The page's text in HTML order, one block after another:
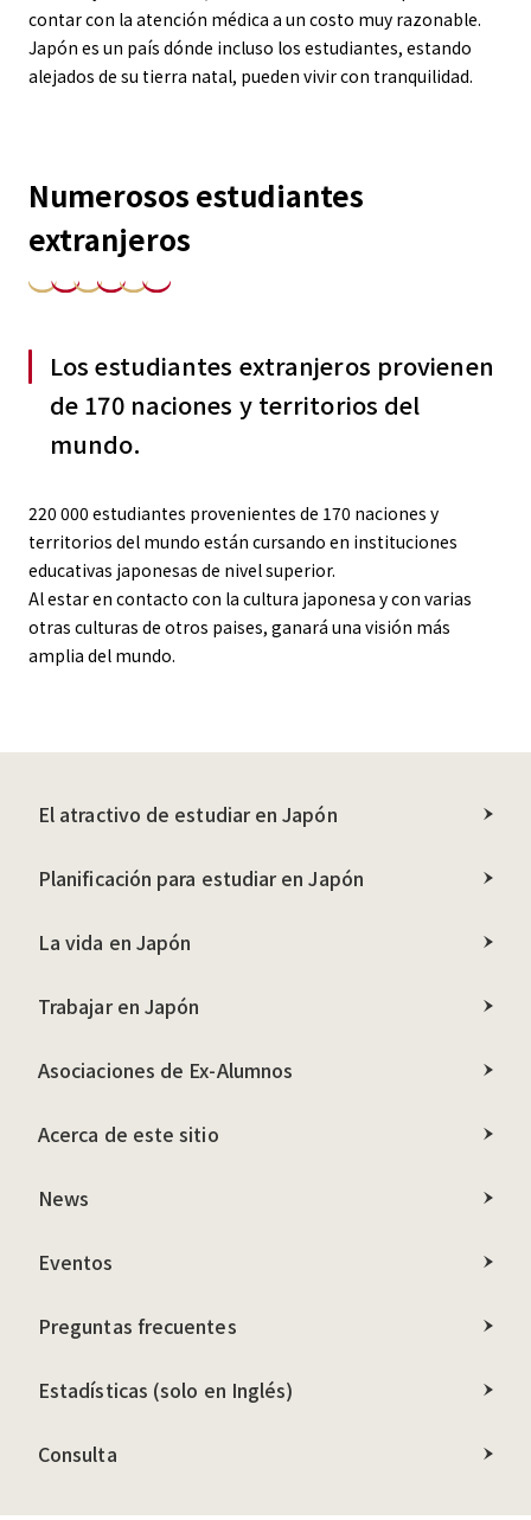
contar con la atención médica a un costo muy razonable.
Japón es un país dónde incluso los estudiantes, estando
alejados de su tierra natal, pueden vivir con tranquilidad.
Numerosos estudiantes
extranjeros
Los estudiantes extranjeros provienen
de 170 naciones y territorios del
mundo.
220 000 estudiantes provenientes de 170 naciones y
territorios del mundo están cursando en instituciones
educativas japonesas de nivel superior.
Al estar en contacto con la cultura japonesa y con varias
otras culturas de otros paises, ganará una visión más
amplia del mundo.
El atractivo de estudiar en Japón
Planificación para estudiar en Japón
La vida en Japón
Trabajar en Japón
Asociaciones de Ex-Alumnos
Acerca de este sitio
News
Eventos
Preguntas frecuentes
Estadísticas (solo en Inglés)
Consulta